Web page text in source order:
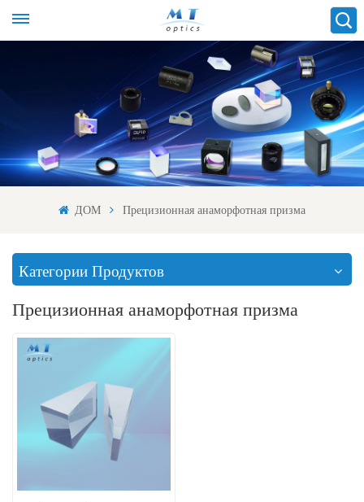
ДОМ Прецизионная анаморфотная призма
Категории Продуктов
Прецизионная анаморфотная призма